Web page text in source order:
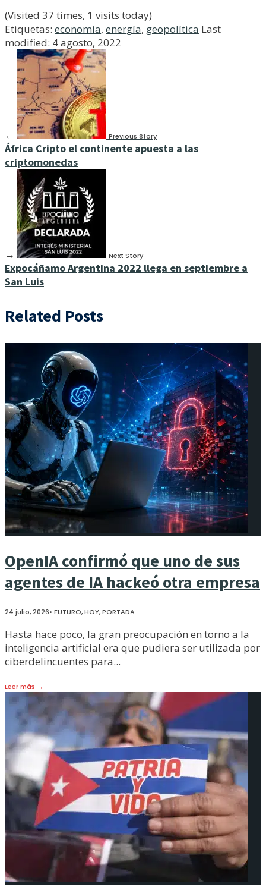
(Visited 37 times, 1 visits today)
Etiquetas: economía, energía, geopolítica Last
modified: 4 agosto, 2022
← Previous Story
África Cripto el continente apuesta a las
criptomonedas
→ Next Story
Expocáñamo Argentina 2022 llega en septiembre a
San Luis
Related Posts
OpenIA confirmó que uno de sus
agentes de IA hackeó otra empresa
24 julio, 2026• FUTURO,HOY,PORTADA
Hasta hace poco, la gran preocupación en torno a la
inteligencia artificial era que pudiera ser utilizada por
ciberdelincuentes para...
Leer más →